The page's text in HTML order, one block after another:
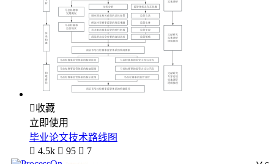
收藏
立即使用
毕业论文技术路线图
 4.5k  95  7